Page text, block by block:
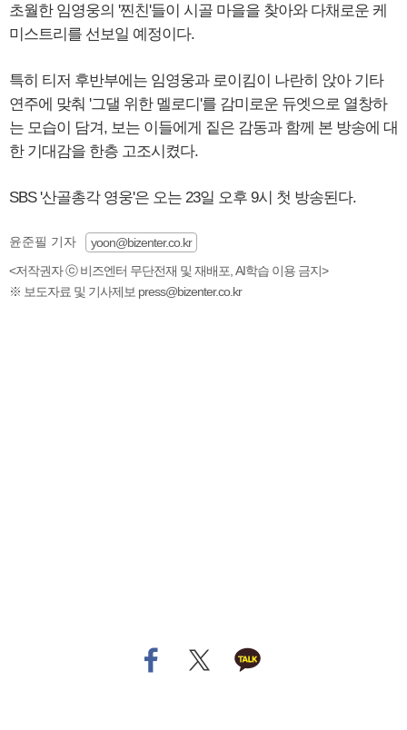
초월한 임영웅의 '찐친'들이 시골 마을을 찾아와 다채로운 케
미스트리를 선보일 예정이다.
특히 티저 후반부에는 임영웅과 로이킴이 나란히 앉아 기타
연주에 맞춰 '그댈 위한 멜로디'를 감미로운 듀엣으로 열창하
는 모습이 담겨, 보는 이들에게 짙은 감동과 함께 본 방송에 대
한 기대감을 한층 고조시켰다.
SBS '산골총각 영웅'은 오는 23일 오후 9시 첫 방송된다.
윤준필 기자
yoon@bizenter.co.kr
<저작권자 ⓒ 비즈엔터 무단전재 및 재배포, AI학습 이용 금지>
※ 보도자료 및 기사제보 press@bizenter.co.kr